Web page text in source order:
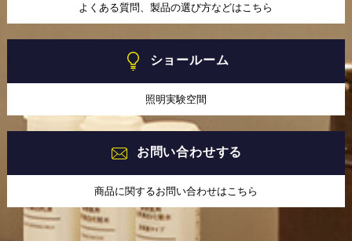
よくある質問、製品の選び方などはこちら
ショールーム
照明実験空間
お問い合わせする
商品に関するお問い合わせはこちら